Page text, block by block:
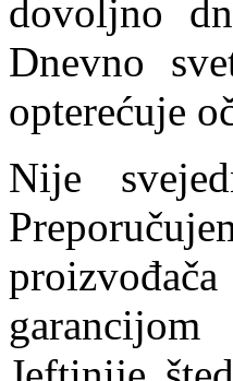
dovoljno
Dnevno
opterećuje
Nije